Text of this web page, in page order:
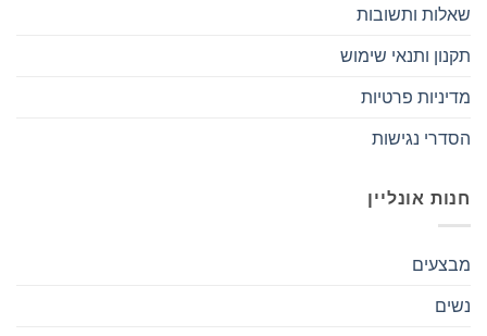
שאלות ותשובות
תקנון ותנאי שימוש
מדיניות פרטיות
הסדרי נגישות
חנות אונליין
מבצעים
נשים